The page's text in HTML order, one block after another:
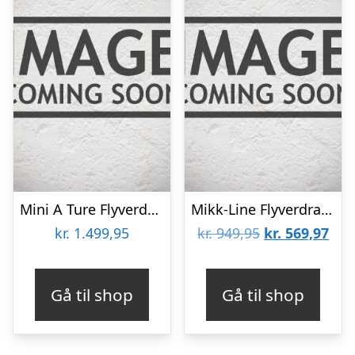
Mini A Ture Flyverdragt – MatWisti Fleece – Cloudy Rose
kr. 1.499,95
Gå til shop
Mikk-Line Flyverdragt – Floral – Decadent Chocolate
kr.949,95 Den
kr. 949,95.
kr. 569,97Den
kr.
Gå til shop